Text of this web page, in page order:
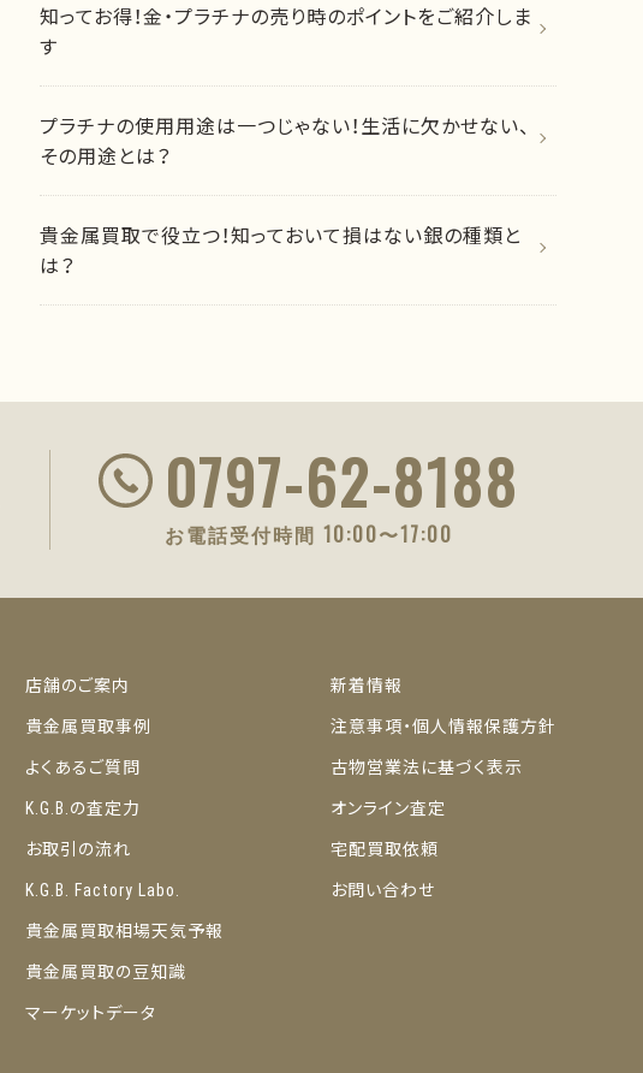
知ってお得！金・プラチナの売り時のポイントをご紹介しま
す
プラチナの使用用途は一つじゃない！生活に欠かせない、
その用途とは？
貴金属買取で役立つ！知っておいて損はない銀の種類と
は？
0797-62-8188
お電話受付時間 10:00〜17:00
店舗のご案内
貴金属買取事例
よくあるご質問
K.G.B.の査定力
お取引の流れ
K.G.B. Factory Labo.
貴金属買取相場天気予報
貴金属買取の豆知識
マーケットデータ
新着情報
注意事項・個人情報保護方針
古物営業法に基づく表示
オンライン査定
宅配買取依頼
お問い合わせ